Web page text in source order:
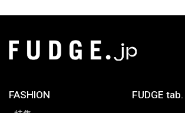
FASHION FUDGE tab.